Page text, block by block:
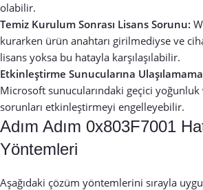
olabilir.
Temiz Kurulum Sonrası Lisans Sorunu:
kurarken ürün anahtarı girilmediyse ve
lisans yoksa bu hatayla karşılaşılabilir.
Etkinleştirme Sunucularına
Microsoft sunucularındaki geçici yoğunluk
sorunları etkinleştirmeyi engelleyebilir.
Adım Adım 0x803F7001
Yöntemleri
Aşağıdaki çözüm yöntemlerini sırayla